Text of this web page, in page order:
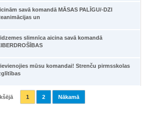
savā komandā MĀSAS PALĪGU/-DZI
un
slimnīca aicina savā komandā
mūsu komandai! Strenču pirmsskolas
1 2 Nākamā